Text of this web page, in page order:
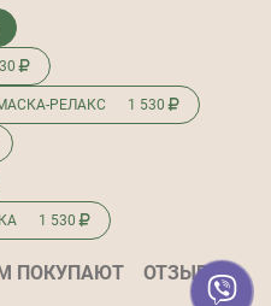
РЕЛАКС 1 530
1 530
ПОКУПАЮТ ОТЗЫВЫ